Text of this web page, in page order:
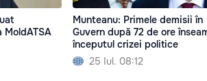
MoldATSA
Munteanu: Primele demisii în
Guvern după 72 de ore
începutul crizei politice
25 Iul. 08:12